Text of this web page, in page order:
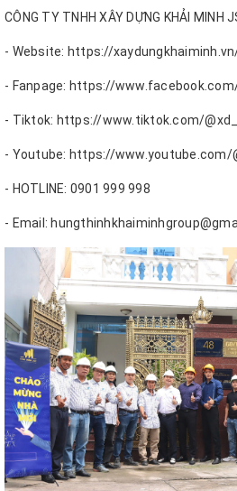
CÔNG TY TNHH XÂY DỰNG KHẢI MINH
- Website: https://
- Fanpage: https://
- Tiktok: https://www.tiktok.com/
- Youtube: https://www.youtube.com/
- HOTLINE: 0901 999 998
- Email: